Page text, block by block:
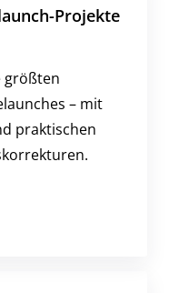
Projekte
größten
– mit
praktischen